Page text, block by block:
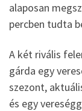
alaposan
percben tudta
A két rivális
gárda egy
szezont,
és egy